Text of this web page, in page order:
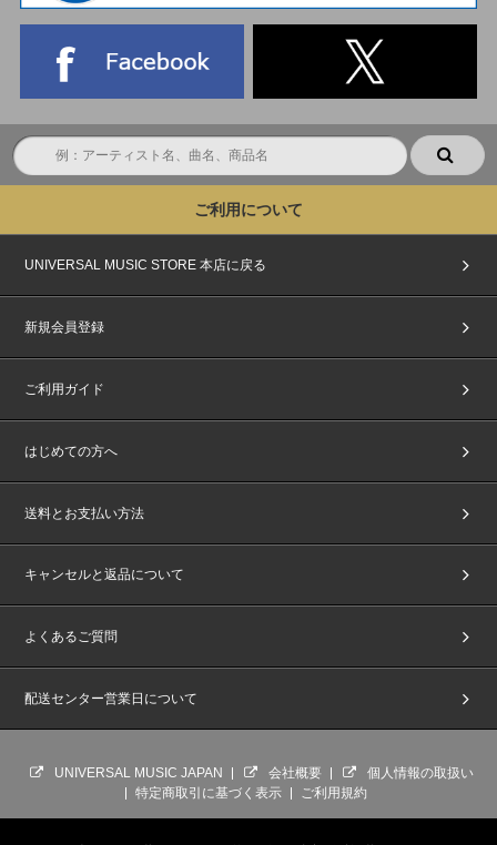
ご利用について
UNIVERSAL MUSIC STORE 本店に戻る
新規会員登録
ご利用ガイド
はじめての方へ
送料とお支払い方法
キャンセルと返品について
よくあるご質問
配送センター営業日について
UNIVERSAL MUSIC JAPAN 会社概要
個人情報の取扱い
特定商取引に基づく表示
ご利用規約